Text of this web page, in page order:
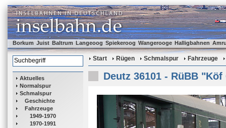
Borkum Juist Baltrum Langeoog Spiekeroog Wangerooge Halligbahnen
Aktuelles
Normalspur
Schmalspur
Geschichte
Fahrzeuge
1949-1970
1970-1991
Start Rügen Schmalspur Fahrzeuge
Deutz 36101 - RüBB "Köf